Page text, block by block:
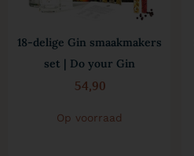
18-delige Gin smaakmakers
set | Do your Gin
54,90
Op voorraad